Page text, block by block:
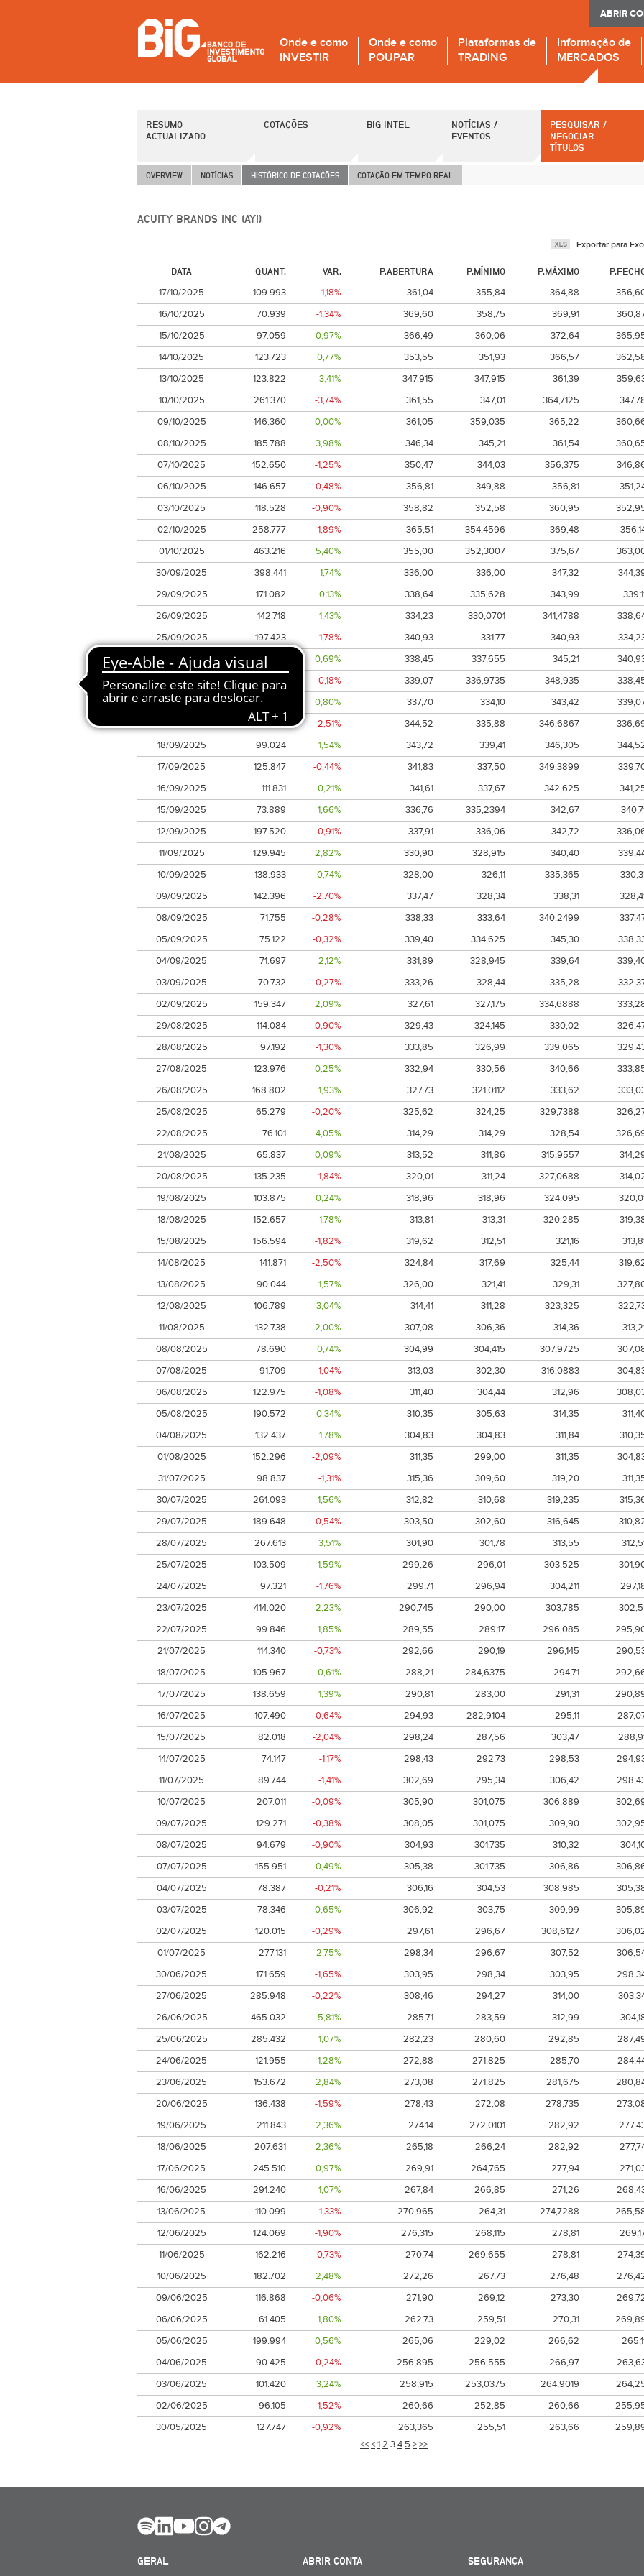
ABRIR
Onde e como
INVESTIR
Onde e como
POUPAR
Plataformas de
TRADING
Informação de
MERCADOS
RESUMO
ACTUALIZADO
COTAÇÕES BIG INTEL
NOTÍCIAS /
EVENTOS
PESQUISAR /
NEGOCIAR
TÍTULOS
OVERVIEW NOTÍCIAS HISTÓRICO DE COTAÇÕES COTAÇÃO EM TEMPO REAL
ACUITY BRANDS INC (AYI)
Exportar para
DATA QUANT. VAR. P.ABERTURA P.MÍNIMO P.MÁXIMO
<<<12 34 5 >>>
17/10/2025 109.993 -1,18% 361,04 355,84 364,88
16/10/2025
70.939 -1,34% 369,60 358,75 369,91
15/10/2025
97.059 0,97% 366,49 360,06 372,64
14/10/2025
123.723 0,77% 353,55 351,93 366,57
13/10/2025
123.822 3,41% 347,915 347,915 361,39
10/10/2025
261.370 -3,74% 361,55 347,01 364,7125
09/10/2025
146.360 0,00% 361,05 359,035 365,22
08/10/2025
185.788 3,98% 346,34 345,21 361,54
07/10/2025
152.650 -1,25% 350,47 344,03 356,375
06/10/2025
146.657 -0,48% 356,81 349,88 356,81
03/10/2025
118.528 -0,90% 358,82 352,58 360,95
02/10/2025
258.777 -1,89% 365,51 354,4596 369,48
01/10/2025
463.216 5,40% 355,00 352,3007 375,67
30/09/2025
398.441 1,74% 336,00 336,00 347,32
29/09/2025
171.082 0,13% 338,64 335,628 343,99
26/09/2025
142.718 1,43% 334,23 330,0701 341,4788
25/09/2025
197.423 -1,78% 340,93 331,77 340,93
24/09/2025
74.714 0,69% 338,45 337,655 345,21
23/09/2025
178.053 -0,18% 339,07 336,9735 348,935
22/09/2025
104.621 0,80% 337,70 334,10 343,42
19/09/2025
119.406 -2,51% 344,52 335,88 346,6867
18/09/2025
99.024 1,54% 343,72 339,41 346,305
17/09/2025
125.847 -0,44% 341,83 337,50 349,3899
16/09/2025
111.831 0,21% 341,61 337,67 342,625
15/09/2025
73.889 1,66% 336,76 335,2394 342,67
12/09/2025
197.520 -0,91% 337,91 336,06 342,72
11/09/2025
129.945 2,82% 330,90 328,915 340,40
10/09/2025
138.933 0,74% 328,00 326,11 335,365
09/09/2025
142.396 -2,70% 337,47 328,34 338,31
08/09/2025
71.755 -0,28% 338,33 333,64 340,2499
05/09/2025
75.122 -0,32% 339,40 334,625 345,30
04/09/2025
71.697 2,12% 331,89 328,945 339,64
03/09/2025
70.732 -0,27% 333,26 328,44 335,28
02/09/2025
159.347 2,09% 327,61 327,175 334,6888
29/08/2025
114.084 -0,90% 329,43 324,145 330,02
28/08/2025
97.192 -1,30% 333,85 326,99 339,065
27/08/2025
123.976 0,25% 332,94 330,56 340,66
26/08/2025
168.802 1,93% 327,73 321,0112 333,62
25/08/2025
65.279 -0,20% 325,62 324,25 329,7388
22/08/2025
76.101 4,05% 314,29 314,29 328,54
21/08/2025
65.837 0,09% 313,52 311,86 315,9557
20/08/2025
135.235 -1,84% 320,01 311,24 327,0688
19/08/2025
103.875 0,24% 318,96 318,96 324,095
18/08/2025
152.657 1,78% 313,81 313,31 320,285
15/08/2025
156.594 -1,82% 319,62 312,51 321,16
14/08/2025
141.871 -2,50% 324,84 317,69 325,44
13/08/2025
90.044 1,57% 326,00 321,41 329,31
12/08/2025
106.789 3,04% 314,41 311,28 323,325
11/08/2025
132.738 2,00% 307,08 306,36 314,36
08/08/2025
78.690 0,74% 304,99 304,415 307,9725
07/08/2025
91.709 -1,04% 313,03 302,30 316,0883
06/08/2025
122.975 -1,08% 311,40 304,44 312,96
05/08/2025
190.572 0,34% 310,35 305,63 314,35
04/08/2025
132.437 1,78% 304,83 304,83 311,84
01/08/2025
152.296 -2,09% 311,35 299,00 311,35
31/07/2025
98.837 -1,31% 315,36 309,60 319,20
30/07/2025
261.093 1,56% 312,82 310,68 319,235
29/07/2025
189.648 -0,54% 303,50 302,60 316,645
28/07/2025
267.613 3,51% 301,90 301,78 313,55
25/07/2025
103.509 1,59% 299,26 296,01 303,525
24/07/2025
97.321 -1,76% 299,71 296,94 304,211
23/07/2025
414.020 2,23% 290,745 290,00 303,785
22/07/2025
99.846 1,85% 289,55 289,17 296,085
21/07/2025
114.340 -0,73% 292,66 290,19 296,145
18/07/2025
105.967 0,61% 288,21 284,6375 294,71
17/07/2025
138.659 1,39% 290,81 283,00 291,31
16/07/2025
107.490 -0,64% 294,93 282,9104 295,11
15/07/2025
82.018 -2,04% 298,24 287,56 303,47
14/07/2025
74.147 -1,17% 298,43 292,73 298,53
11/07/2025
89.744 -1,41% 302,69 295,34 306,42
10/07/2025
207.011 -0,09% 305,90 301,075 306,889
09/07/2025
129.271 -0,38% 308,05 301,075 309,90
08/07/2025
94.679 -0,90% 304,93 301,735 310,32
07/07/2025
155.951 0,49% 305,38 301,735 306,86
04/07/2025
78.387 -0,21% 306,16 304,53 308,985
03/07/2025
78.346 0,65% 306,92 303,75 309,99
02/07/2025
120.015 -0,29% 297,61 296,67 308,6127
01/07/2025
277.131 2,75% 298,34 296,67 307,52
30/06/2025
171.659 -1,65% 303,95 298,34 303,95
27/06/2025
285.948 -0,22% 308,46 294,27 314,00
26/06/2025
465.032 5,81% 285,71 283,59 312,99
25/06/2025
285.432 1,07% 282,23 280,60 292,85
24/06/2025
121.955 1,28% 272,88 271,825 285,70
23/06/2025
153.672 2,84% 273,08 271,825 281,675
20/06/2025
136.438 -1,59% 278,43 272,08 278,735
19/06/2025
211.843 2,36% 274,14 272,0101 282,92
18/06/2025
207.631 2,36% 265,18 266,24 282,92
17/06/2025
245.510 0,97% 269,91 264,765 277,94
16/06/2025
291.240 1,07% 267,84 266,85 271,26
13/06/2025
110.099 -1,33% 270,965 264,31 274,7288
12/06/2025
124.069 -1,90% 276,315 268,115 278,81
11/06/2025
162.216 -0,73% 270,74 269,655 278,81
10/06/2025
182.702 2,48% 272,26 267,73 276,48
09/06/2025
116.868 -0,06% 271,90 269,12 273,30
06/06/2025
61.405 1,80% 262,73 259,51 270,31
05/06/2025
199.994 0,56% 265,06 229,02 266,62
04/06/2025
90.425 -0,24% 256,895 256,555 266,97
03/06/2025
101.420 3,24% 258,915 253,0375 264,9019
02/06/2025
96.105 -1,52% 260,66 252,85 260,66
30/05/2025
127.747 -0,92% 263,365 255,51 263,66
GERAL ABRIR CONTA SEGURANÇA